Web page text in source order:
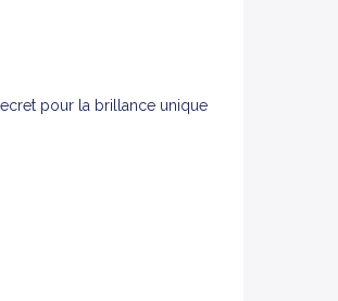
pour la brillance unique